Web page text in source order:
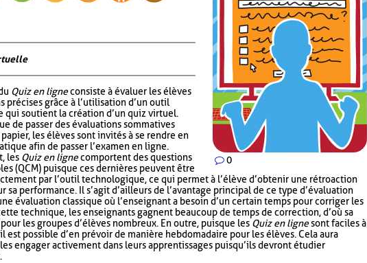
0
Quiz en ligneconsiste à évaluer les élèves
précises grâce à l’utilisation d’un outil
qui soutient la création d’un quiz virtuel.
de passer des évaluations sommatives
les élèves sont invités à se rendre en
afin de passer l’examen en ligne.
les Quiz en lignecomportent des questions
(QCM) puisque ces dernières peuvent être
par l’outil technologique, ce qui permet à l’élève d’obtenir une rétroaction
sa performance. Il s’agit d’ailleurs de l’avantage principal de ce type d’évaluation
évaluation classique où l’enseignant a besoin d’un certain temps pour corriger les
technique, les enseignants gagnent beaucoup de temps de correction, d’où sa
les groupes d’élèves nombreux. En outre, puisque les Quiz en lignesont faciles à
est possible d’en prévoir de manière hebdomadaire pour les élèves. Cela aura
les engager activement dans leurs apprentissages puisqu’ils devront étudier